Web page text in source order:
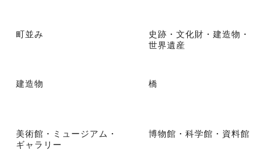
町並み
史跡・文化財・建造物・
世界遺産
建造物 橋
美術館・ミュージアム・
ギャラリー
博物館・科学館・資料館